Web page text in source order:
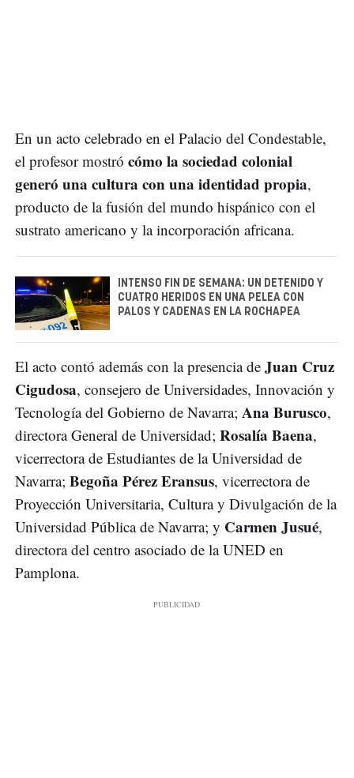
En un acto celebrado en el Palacio del Condestable,
el profesor mostró cómo la sociedad colonial
generó una cultura con una identidad propia,
producto de la fusión del mundo hispánico con el
sustrato americano y la incorporación africana.
INTENSO FIN DE SEMANA: UN DETENIDO Y
CUATRO HERIDOS EN UNA PELEA CON
PALOS Y CADENAS EN LA ROCHAPEA
El acto contó además con la presencia de Juan Cruz
Cigudosa, consejero de Universidades, Innovación y
Tecnología del Gobierno de Navarra; Ana Burusco,
directora General de Universidad; Rosalía Baena,
vicerrectora de Estudiantes de la Universidad de
Navarra; Begoña Pérez Eransus, vicerrectora de
Proyección Universitaria, Cultura y Divulgación de la
Universidad Pública de Navarra; y Carmen Jusué,
directora del centro asociado de la UNED en
Pamplona.